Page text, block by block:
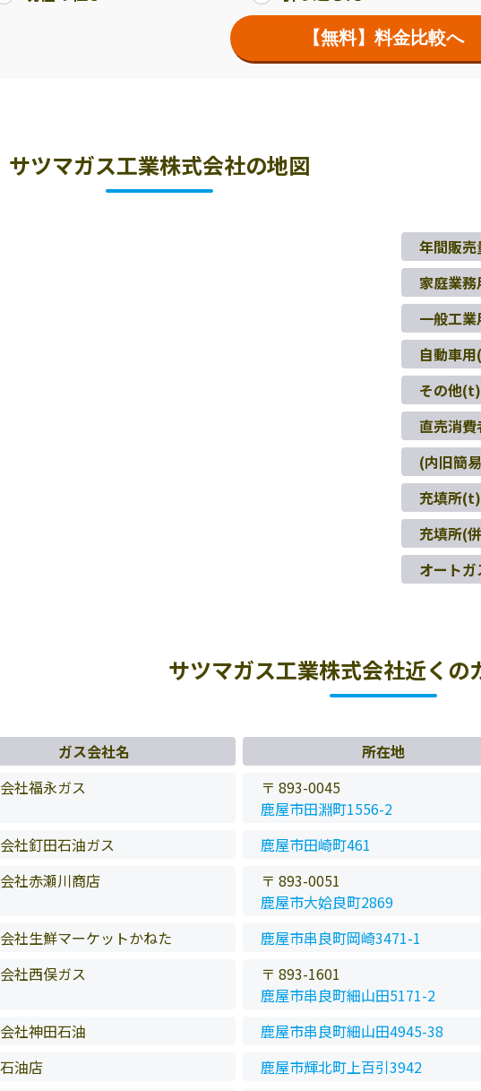
【無料】料金比較へ
サツマガス工業株式会社の地図
年間販
家庭業
一般工
自動車
その他(t)
直売消
(内旧簡
充填所(t)
充填所(
オート
サツマガス工業株式会社近くの
ガス会社名 所在地
社福永ガス
〒 893-0045
鹿屋市田淵町1556-2
社釘田石油ガス 鹿屋市田崎町461
社赤瀬川商店
〒 893-0051
鹿屋市大姶良町2869
社生鮮マーケットかねた 鹿屋市串良町岡崎3471-1
社西俣ガス
〒 893-1601
鹿屋市串良町細山田5171-2
社神田石油 鹿屋市串良町細山田4945-38
油店
鹿屋市輝北町上百引3942